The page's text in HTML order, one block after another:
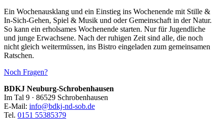
Ein Wochenausklang und ein Einstieg ins Wochenende mit Stille &
In-Sich-Gehen, Spiel & Musik und oder Gemeinschaft in der Natur.
So kann ein erholsames Wochenende starten. Nur für Jugendliche
und junge Erwachsene. Nach der ruhigen Zeit sind alle, die noch
nicht gleich weitermüssen, ins Bistro eingeladen zum gemeinsamen
Ratschen.
Noch Fragen?
BDKJ Neuburg-Schrobenhausen
Im Tal 9 · 86529 Schrobenhausen
E-Mail: info@bdkj-nd-sob.de
Tel. ‭0151 55385379‬